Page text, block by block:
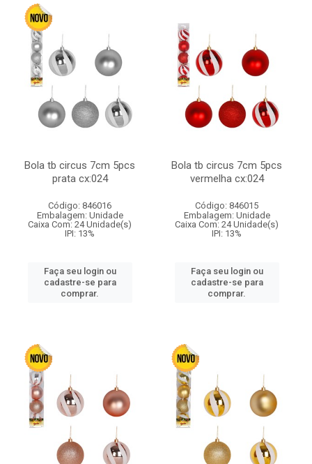
Bola tb circus 7cm 5pcs
prata cx:024
Código: 846016
Embalagem: Unidade
Caixa Com: 24 Unidade(s)
IPI: 13%
Faça seu login ou
cadastre-se para
comprar.
Bola tb circus 7cm 5pcs
vermelha cx:024
Código: 846015
Embalagem: Unidade
Caixa Com: 24 Unidade(s)
IPI: 13%
Faça seu login ou
cadastre-se para
comprar.